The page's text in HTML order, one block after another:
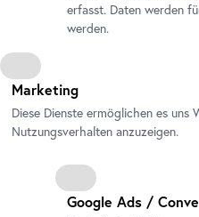
erfasst. Daten werden
werden.
Marketing
Diese Dienste ermöglichen es uns
Nutzungsverhalten anzuzeigen.
Google Ads /